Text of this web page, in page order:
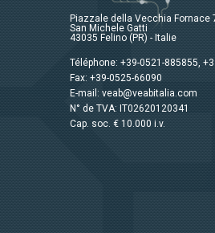
Piazzale della Vecchia Fornace
San Michele Gatti
43035 Felino (PR) - Italie
Téléphone: +39-0521-885855
Fax: +39-0525-66090
E-mail: veab@veabitalia.com
N° de TVA: IT02620120341
Cap. soc. € 10.000 i.v.